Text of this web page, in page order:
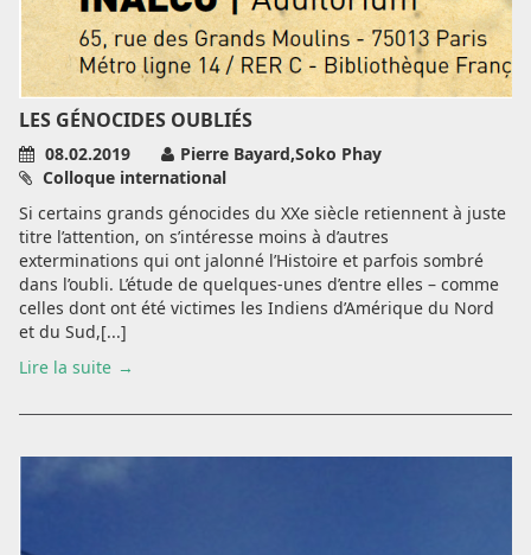
LES GÉNOCIDES OUBLIÉS
08.02.2019
Pierre Bayard,Soko Phay
Colloque international
Si certains grands génocides du XXe siècle retiennent à juste
titre l’attention, on s’intéresse moins à d’autres
exterminations qui ont jalonné l’Histoire et parfois sombré
dans l’oubli. L’étude de quelques-unes d’entre elles – comme
celles dont ont été victimes les Indiens d’Amérique du Nord
et du Sud,[...]
Lire la suite